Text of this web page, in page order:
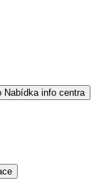
Nabídka info centra